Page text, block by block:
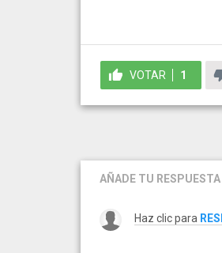
VOTAR 1
AÑADE TU RESPUESTA
Haz clic para